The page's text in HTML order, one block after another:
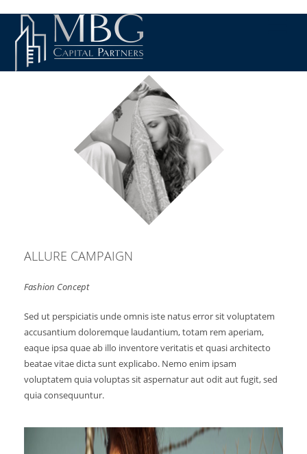
ALLURE CAMPAIGN
Fashion Concept
Sed ut perspiciatis unde omnis iste natus error sit voluptatem
accusantium doloremque laudantium, totam rem aperiam,
eaque ipsa quae ab illo inventore veritatis et quasi architecto
beatae vitae dicta sunt explicabo. Nemo enim ipsam
voluptatem quia voluptas sit aspernatur aut odit aut fugit, sed
quia consequuntur.